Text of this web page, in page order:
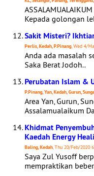
Kepada golongan
Sakit Misteri?
Perlis, Kedah, P.Pinang, Wed 4/
Anda ada masalah
Saka Berat Jodoh..
Perubatan Islam &
P.Pinang, Yan, Kedah, Gurun,
Area Yan, Gurun,
Assalamualaikum
Khidmat
Kaedah Energy
Baling, Kedah, Thu 20/Feb/2020
Saya Zul Yusoff
mempraktikan